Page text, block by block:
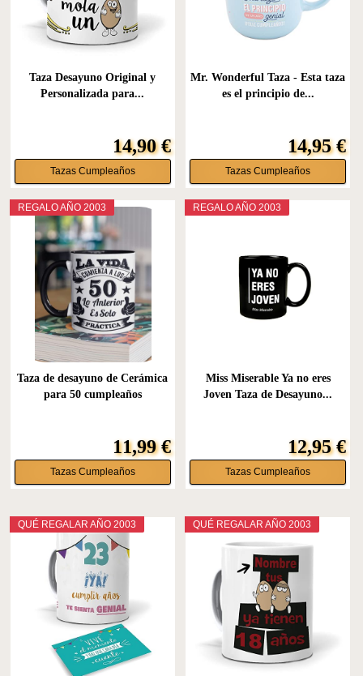
Taza Desayuno Original y
Personalizada para...
14,90 €
Tazas Cumpleaños
Mr. Wonderful Taza - Esta taza
es el principio de...
14,95 €
Tazas Cumpleaños
REGALO AÑO 2003
Taza de desayuno de Cerámica
para 50 cumpleaños
11,99 €
Tazas Cumpleaños
REGALO AÑO 2003
Miss Miserable Ya no eres
Joven Taza de Desayuno...
12,95 €
Tazas Cumpleaños
QUÉ REGALAR AÑO 2003 QUÉ REGALAR AÑO 2003